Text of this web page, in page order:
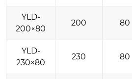
YLD-
200×80
200 80
YLD-
230×80
230 80